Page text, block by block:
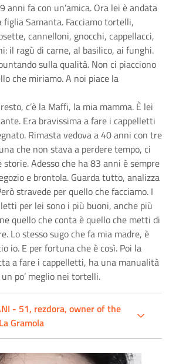
anni fa con un’amica. Ora lei è andata
Samanta. Facciamo tortelli,
cannelloni, gnocchi, cappellacci,
il ragù di carne, al basilico, ai funghi.
sulla qualità. Non ci piacciono
che miriamo. A noi piace la
c’è la Maffi, la mia mamma. È lei
Era bravissima a fare i cappelletti
Rimasta vedova a 40 anni con tre
che non stava a perdere tempo, ci
Adesso che ha 83 anni è sempre
e brontola. Guarda tutto, analizza
stravede per quello che facciamo. I
per lei sono i più buoni, anche più
quello che conta è quello che metti di
Lo stesso sugo che fa mia madre, è
io. E per fortuna che è così. Poi la
a fare i cappelletti, ha una manualità
po’ meglio nei tortelli.
- 51, rezdora, owner of the
Gramola